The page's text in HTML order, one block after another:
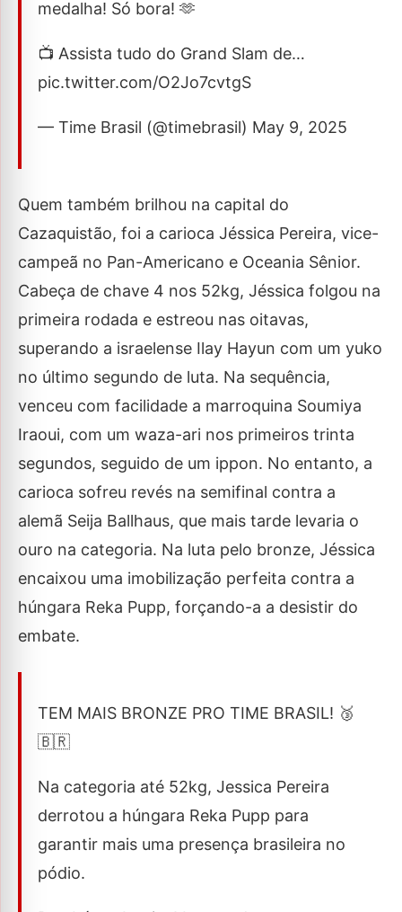
medalha! Só bora! 🫶
📺 Assista tudo do Grand Slam de…
pic.twitter.com/O2Jo7cvtgS
— Time Brasil (@timebrasil) May 9, 2025
Quem também brilhou na capital do
Cazaquistão, foi a carioca Jéssica Pereira, vice-
campeã no Pan-Americano e Oceania Sênior.
Cabeça de chave 4 nos 52kg, Jéssica folgou na
primeira rodada e estreou nas oitavas,
superando a israelense Ilay Hayun com um yuko
no último segundo de luta. Na sequência,
venceu com facilidade a marroquina Soumiya
Iraoui, com um waza-ari nos primeiros trinta
segundos, seguido de um ippon. No entanto, a
carioca sofreu revés na semifinal contra a
alemã Seija Ballhaus, que mais tarde levaria o
ouro na categoria. Na luta pelo bronze, Jéssica
encaixou uma imobilização perfeita contra a
húngara Reka Pupp, forçando-a a desistir do
embate.
TEM MAIS BRONZE PRO TIME BRASIL! 🥉
🇧🇷
Na categoria até 52kg, Jessica Pereira
derrotou a húngara Reka Pupp para
garantir mais uma presença brasileira no
pódio.